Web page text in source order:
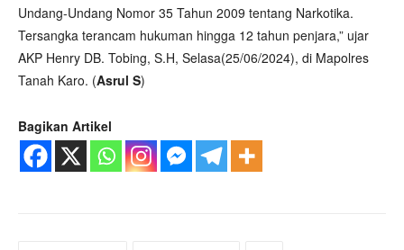
Undang-Undang Nomor 35 Tahun 2009 tentang Narkotika.
Tersangka terancam hukuman hingga 12 tahun penjara,” ujar
AKP Henry DB. Tobing, S.H, Selasa(25/06/2024), di Mapolres
Tanah Karo. (Asrul S)
Bagikan Artikel